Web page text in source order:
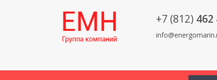
+7 (812) 462